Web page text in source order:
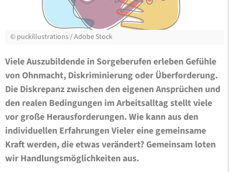
© puckillustrations / Adobe Stock
Viele Auszubildende in Sorgeberufen erleben Gefühle
von Ohnmacht, Diskriminierung oder Überforderung.
Die Diskrepanz zwischen den eigenen Ansprüchen und
den realen Bedingungen im Arbeitsalltag stellt viele
vor große Herausforderungen. Wie kann aus den
individuellen Erfahrungen Vieler eine gemeinsame
Kraft werden, die etwas verändert? Gemeinsam loten
wir Handlungsmöglichkeiten aus.